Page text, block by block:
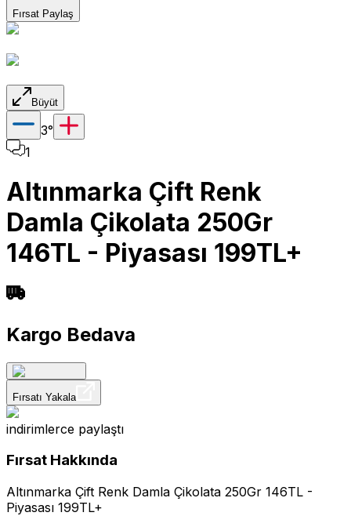
Fırsat Paylaş
Büyüt
3°
1
Altınmarka Çift Renk
Damla Çikolata 250Gr
146TL - Piyasası 199TL+
Kargo Bedava
Fırsatı Yakala
indirimlerce paylaştı
Fırsat Hakkında
Altınmarka Çift Renk Damla Çikolata 250Gr 146TL -
Piyasası 199TL+